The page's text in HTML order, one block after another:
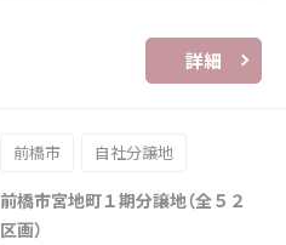
詳細
前橋市 自社分譲地
前橋市宮地町１期分譲地（全５２
区画）